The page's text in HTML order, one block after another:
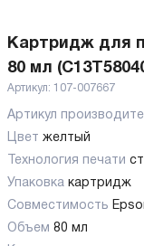
Картридж для
80 мл
Артикул: 107-007667
Артикул
Цвет желтый
Технология печати
Упаковка картридж
Совместимость
Объем 80 мл